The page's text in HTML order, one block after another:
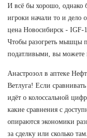
И всё бы хорошо, однако
игроки начали то и дело
цена Новосибирск - IGF-
Чтобы разогреть мышцы
податливыми, вы можете
Анастрозол в аптеке
Ветлуга! Если
идёт о колоссальной
какие сравнения с
опираются экономики
за сделку или сколько